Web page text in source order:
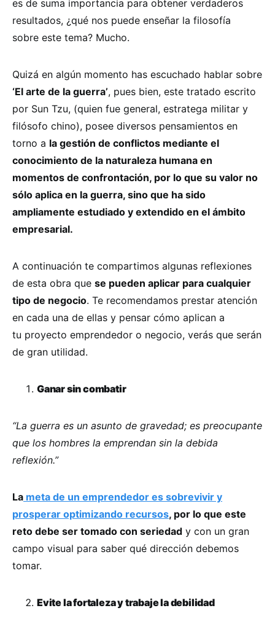
es de suma importancia para obtener verdaderos
resultados, ¿qué nos puede enseñar la filosofía
sobre este tema? Mucho.
Quizá en algún momento has escuchado hablar sobre
‘El arte de la guerra’, pues bien, este tratado escrito
por Sun Tzu, (quien fue general, estratega militar y
filósofo chino), posee diversos pensamientos en
torno a la gestión de conflictos mediante el
conocimiento de la naturaleza humana en
momentos de confrontación, por lo que su valor no
sólo aplica en la guerra, sino que ha sido
ampliamente estudiado y extendido en el ámbito
empresarial.
A continuación te compartimos algunas reflexiones
de esta obra que se pueden aplicar para cualquier
tipo de negocio. Te recomendamos prestar atención
en cada una de ellas y pensar cómo aplican a
tu proyecto emprendedor o negocio, verás que serán
de gran utilidad.
Ganar sin combatir
“La guerra es un asunto de gravedad; es preocupante
que los hombres la emprendan sin la debida
reflexión.”
La meta de un emprendedor es sobrevivir y
prosperar optimizando recursos, por lo que este
reto debe ser tomado con seriedad y con un gran
campo visual para saber qué dirección debemos
tomar.
Evite la fortaleza y trabaje la debilidad